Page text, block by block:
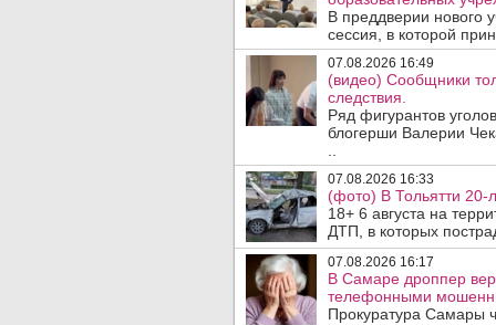
В преддверии нового
сессия, в которой
07.08.2026 16:49
(видео) Сообщники
следствия.
Ряд фигурантов
блогерши Валерии
07.08.2026 16:33
(фото) В Тольятти 20-
18+ 6 августа на
ДТП, в которых
07.08.2026 16:17
В Самаре дроппер
телефонными
Прокуратура Самары